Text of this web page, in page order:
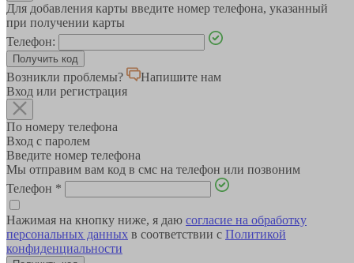
Для добавления карты введите номер телефона, указанный
при получении карты
Телефон:
Возникли проблемы?
Напишите нам
Вход или регистрация
По номеру телефона
Вход с паролем
Введите номер телефона
Мы отправим вам код в смс на телефон или позвоним
Телефон *
Нажимая на кнопку ниже, я даю согласие на обработку
персональных данных в соответствии с Политикой
конфиденциальности